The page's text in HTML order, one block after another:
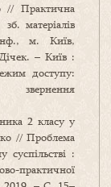
// Практична
матеріалів
м. Київ,
– Київ :
доступу:
2 класу у
// Проблема
суспільстві :
практичної